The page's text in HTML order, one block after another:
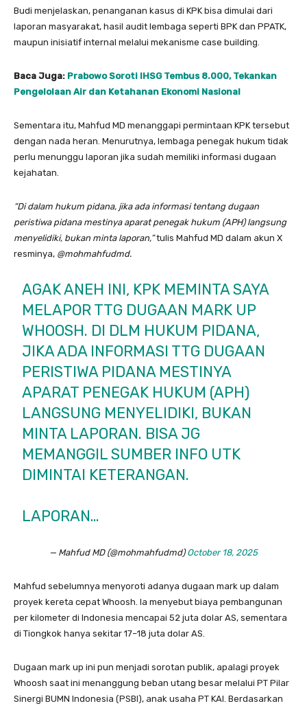
Budi menjelaskan, penanganan kasus di KPK bisa dimulai dari
laporan masyarakat, hasil audit lembaga seperti BPK dan PPATK,
maupun inisiatif internal melalui mekanisme case building.
Baca Juga: Prabowo Soroti IHSG Tembus 8.000, Tekankan
Pengelolaan Air dan Ketahanan Ekonomi Nasional
Sementara itu, Mahfud MD menanggapi permintaan KPK tersebut
dengan nada heran. Menurutnya, lembaga penegak hukum tidak
perlu menunggu laporan jika sudah memiliki informasi dugaan
kejahatan.
“Di dalam hukum pidana, jika ada informasi tentang dugaan
peristiwa pidana mestinya aparat penegak hukum (APH) langsung
menyelidiki, bukan minta laporan,”tulis Mahfud MD dalam akun X
resminya, @mohmahfudmd.
AGAK ANEH INI, KPK MEMINTA SAYA
MELAPOR TTG DUGAAN MARK UP
WHOOSH. DI DLM HUKUM PIDANA,
JIKA ADA INFORMASI TTG DUGAAN
PERISTIWA PIDANA MESTINYA
APARAT PENEGAK HUKUM (APH)
LANGSUNG MENYELIDIKI, BUKAN
MINTA LAPORAN. BISA JG
MEMANGGIL SUMBER INFO UTK
DIMINTAI KETERANGAN.
LAPORAN…
— Mahfud MD (@mohmahfudmd)October 18, 2025
Mahfud sebelumnya menyoroti adanya dugaan mark up dalam
proyek kereta cepat Whoosh. Ia menyebut biaya pembangunan
per kilometer di Indonesia mencapai 52 juta dolar AS, sementara
di Tiongkok hanya sekitar 17–18 juta dolar AS.
Dugaan mark up ini pun menjadi sorotan publik, apalagi proyek
Whoosh saat ini menanggung beban utang besar melalui PT Pilar
Sinergi BUMN Indonesia (PSBI), anak usaha PT KAI. Berdasarkan